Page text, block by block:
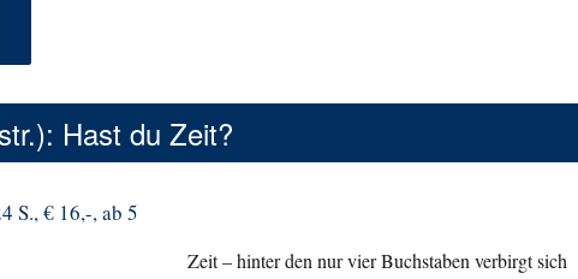
Hast du Zeit?
S., € 16,-, ab 5
Zeit – hinter den nur vier Buchstaben verbirgt sich